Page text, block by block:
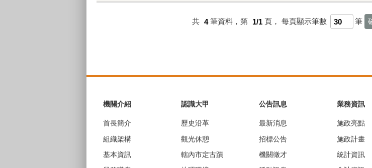
共 4 筆資料，第 1/1 頁， 每頁顯示筆數 筆
機關介紹
首長簡介
組織架構
基本資訊
認識大甲
歷史沿革
觀光休憩
轄內市定古蹟
公告訊息
最新消息
招標公告
機關徵才
業務資訊
施政亮點
施政計畫
統計資訊